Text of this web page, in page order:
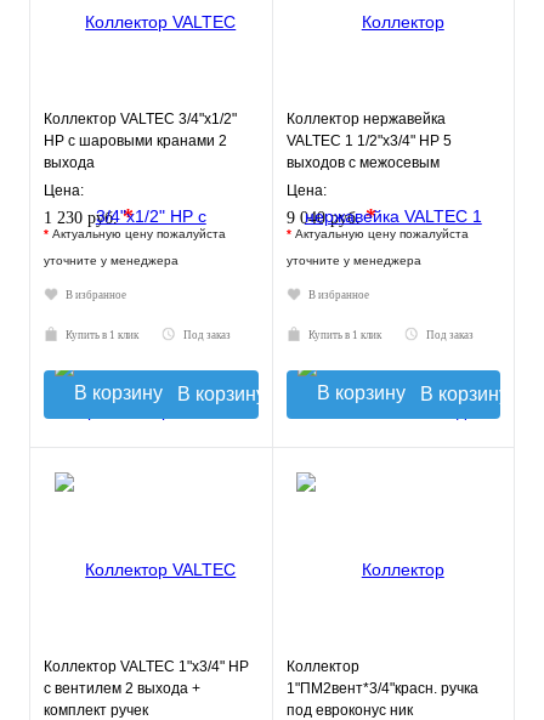
Коллектор VALTEC 3/4"х1/2"
НР с шаровыми кранами 2
выхода
Цена:
1 230 руб.*
* Актуальную цену пожалуйста
уточните у менеджера
В избранное
Купить в 1 клик Под заказ
В корзину
Коллектор нержавейка
VALTEC 1 1/2"х3/4" НР 5
выходов с межосевым
расстоянием выходов 100мм
Цена:
9 040 руб.*
* Актуальную цену пожалуйста
уточните у менеджера
В избранное
Купить в 1 клик Под заказ
В корзину
Коллектор VALTEC 1"х3/4" НР
с вентилем 2 выхода +
комплект ручек
Коллектор
1"ПМ2вент*3/4"красн. ручка
под евроконус ник